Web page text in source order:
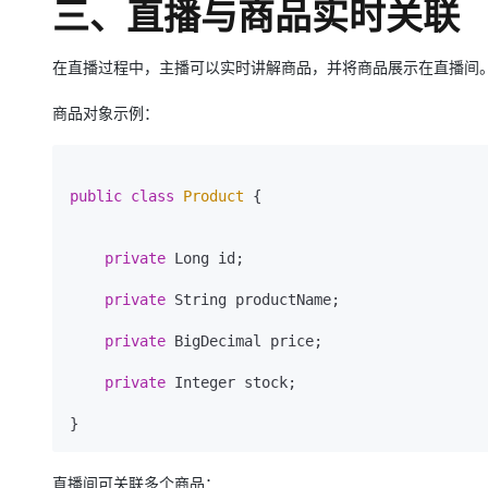
三、直播与商品实时关联
在直播过程中，主播可以实时讲解商品，并将商品展示在直播间
商品对象示例：
public class Product {
private Long id;
private String productName;
private BigDecimal price;
private Integer stock;
直播间可关联多个商品：